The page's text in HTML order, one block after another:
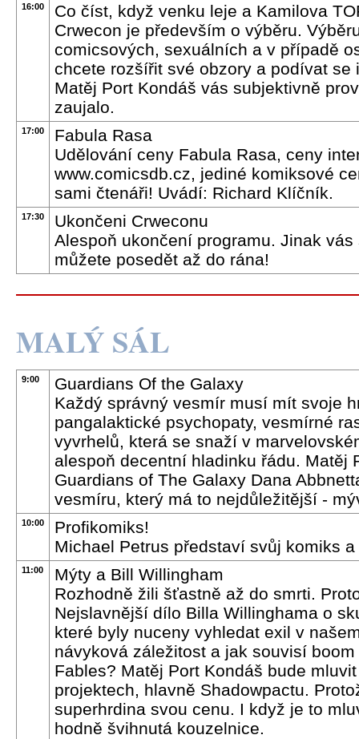
16:00
Co číst, když venku leje a Kamilova
Crwecon je především o výběru.
comicsových, sexuálních a v případě
chcete rozšířit své obzory a podívat
Matěj Port Kondáš vás subjektivně
zaujalo.
17:00
Fabula Rasa
Udělování ceny Fabula Rasa, ceny
www.comicsdb.cz, jediné komiksové
sami čtenáři! Uvádí: Richard Klíčník.
17:30
Ukončeni Crweconu
Alespoň ukončení programu. Jinak
můžete posedět až do rána!
MALÝ SÁL
9:00
Guardians Of the Galaxy
Každý správný vesmír musí mít svoje
pangalaktické psychopaty, vesmírné
vyvrhelů, která se snaží v
alespoň decentní hladinku řádu. Matěj
Guardians of The Galaxy Dana
vesmíru, který má to nejdůležitější -
10:00
Profikomiks!
Michael Petrus představí svůj komiks
11:00
Mýty a Bill Willingham
Rozhodně žili šťastně až do smrti.
Nejslavnější dílo Billa Willinghama o
které byly nuceny vyhledat exil v
návyková záležitost a jak souvisí
Fables? Matěj Port Kondáš bude
projektech, hlavně Shadowpactu.
superhrdina svou cenu. I když je to
hodně švihnutá kouzelnice.